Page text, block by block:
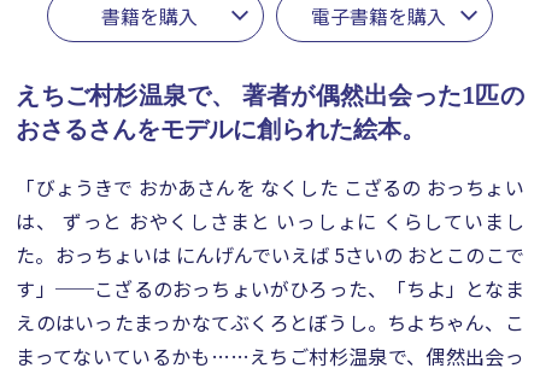
書籍を購入 電子書籍を購入
えちご村杉温泉で、
著者が偶然出会った1匹の
おさるさんをモデルに創られた絵本。
「びょうきで おかあさんを なくした こざるの おっちょい
は、 ずっと おやくしさまと いっしょに くらしていまし
た。おっちょいは にんげんでいえば 5さいの おとこのこで
す」──こざるのおっちょいがひろった、「ちよ」となま
えのはいったまっかなてぶくろとぼうし。ちよちゃん、こ
まってないているかも……えちご村杉温泉で、偶然出会っ